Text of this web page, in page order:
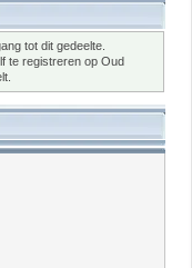
tot dit gedeelte.
te registreren op Oud